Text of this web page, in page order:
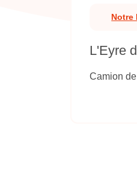
Notre
L'Eyre
Camion